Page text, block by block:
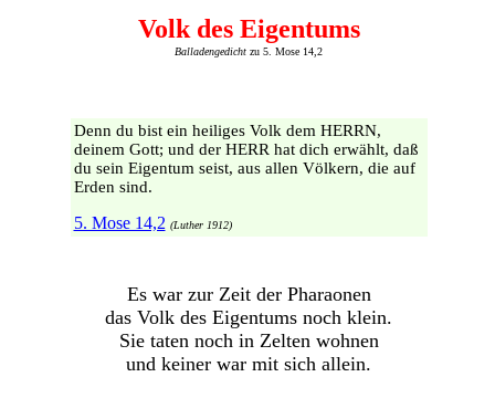
Volk des Eigentums
Balladengedicht zu 5. Mose 14,2
Denn du bist ein heiliges Volk dem HERRN,
deinem Gott; und der HERR hat dich erwählt, daß
du sein Eigentum seist, aus allen Völkern, die auf
Erden sind.
5. Mose 14,2 (Luther 1912)
Es war zur Zeit der Pharaonen
das Volk des Eigentums noch klein.
Sie taten noch in Zelten wohnen
und keiner war mit sich allein.